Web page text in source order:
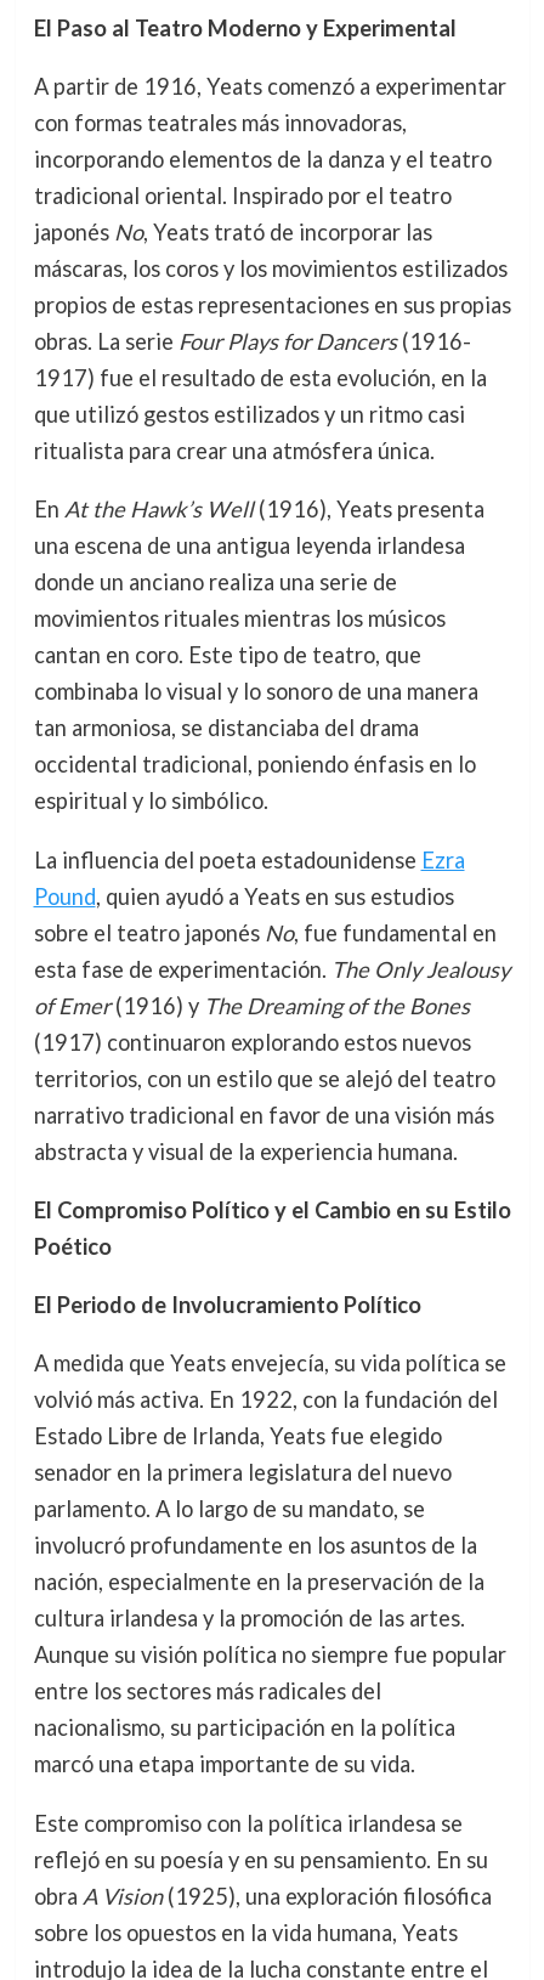
El Paso al Teatro Moderno y Experimental
A partir de 1916, Yeats comenzó a experimentar
con formas teatrales más innovadoras,
incorporando elementos de la danza y el teatro
tradicional oriental. Inspirado por el teatro
japonés No, Yeats trató de incorporar las
máscaras, los coros y los movimientos estilizados
propios de estas representaciones en sus propias
obras. La serie Four Plays for Dancers(1916-
1917) fue el resultado de esta evolución, en la
que utilizó gestos estilizados y un ritmo casi
ritualista para crear una atmósfera única.
En At the Hawk’s Well(1916), Yeats presenta
una escena de una antigua leyenda irlandesa
donde un anciano realiza una serie de
movimientos rituales mientras los músicos
cantan en coro. Este tipo de teatro, que
combinaba lo visual y lo sonoro de una manera
tan armoniosa, se distanciaba del drama
occidental tradicional, poniendo énfasis en lo
espiritual y lo simbólico.
La influencia del poeta estadounidense Ezra
Pound, quien ayudó a Yeats en sus estudios
sobre el teatro japonés No, fue fundamental en
esta fase de experimentación. The Only Jealousy
of Emer(1916) y The Dreaming of the Bones
(1917) continuaron explorando estos nuevos
territorios, con un estilo que se alejó del teatro
narrativo tradicional en favor de una visión más
abstracta y visual de la experiencia humana.
El Compromiso Político y el Cambio en su Estilo
Poético
El Periodo de Involucramiento Político
A medida que Yeats envejecía, su vida política se
volvió más activa. En 1922, con la fundación del
Estado Libre de Irlanda, Yeats fue elegido
senador en la primera legislatura del nuevo
parlamento. A lo largo de su mandato, se
involucró profundamente en los asuntos de la
nación, especialmente en la preservación de la
cultura irlandesa y la promoción de las artes.
Aunque su visión política no siempre fue popular
entre los sectores más radicales del
nacionalismo, su participación en la política
marcó una etapa importante de su vida.
Este compromiso con la política irlandesa se
reflejó en su poesía y en su pensamiento. En su
obra A Vision(1925), una exploración filosófica
sobre los opuestos en la vida humana, Yeats
introdujo la idea de la lucha constante entre el